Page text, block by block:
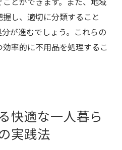
大限に活用する収納術
回収を効果的に進めるテ
うための整理整頓のポイ
し、適切に分類すること
が進むでしょう。これらの
率的に不用品を処理するこ
快適な一人暮ら
実践法